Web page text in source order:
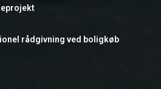
rådgivning ved boligkøb